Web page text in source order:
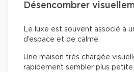
Désencombrer
Le luxe est souvent associé à
d’espace et de calme.
Une maison très chargée
rapidement sembler plus